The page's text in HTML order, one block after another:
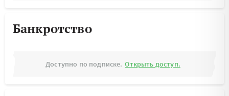
Банкротство
Доступно по подписке. Открыть доступ.